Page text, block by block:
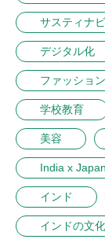
サスティナ
デジタル化
ファッション
学校教育
美容
India x
インド
インドの文化